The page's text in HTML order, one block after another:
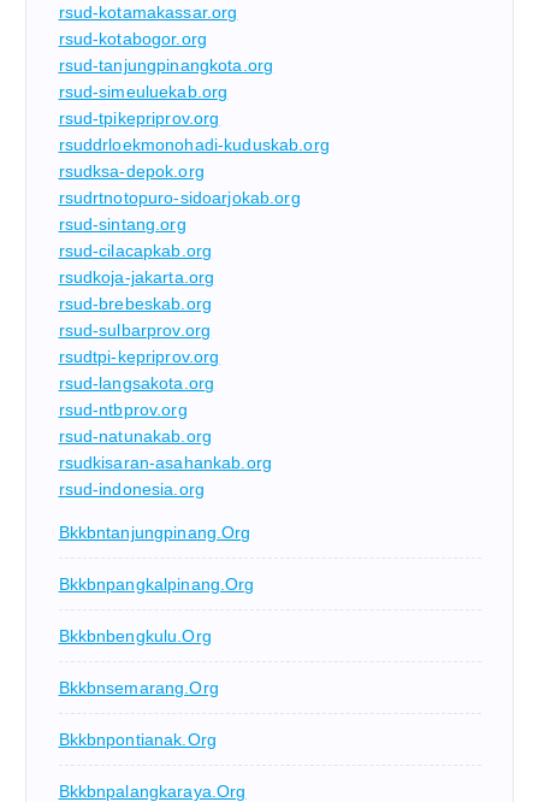
rsud-kotamakassar.org
rsud-kotabogor.org
rsud-tanjungpinangkota.org
rsud-simeuluekab.org
rsud-tpikepriprov.org
rsuddrloekmonohadi-kuduskab.org
rsudksa-depok.org
rsudrtnotopuro-sidoarjokab.org
rsud-sintang.org
rsud-cilacapkab.org
rsudkoja-jakarta.org
rsud-brebeskab.org
rsud-sulbarprov.org
rsudtpi-kepriprov.org
rsud-langsakota.org
rsud-ntbprov.org
rsud-natunakab.org
rsudkisaran-asahankab.org
rsud-indonesia.org
Bkkbntanjungpinang.org
Bkkbnpangkalpinang.org
Bkkbnbengkulu.org
Bkkbnsemarang.org
Bkkbnpontianak.org
Bkkbnpalangkaraya.org